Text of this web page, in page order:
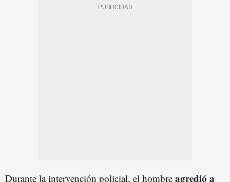
Durante la intervención policial, el hombre agredió a